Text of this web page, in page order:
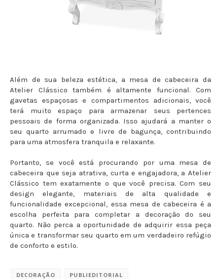
Além de sua beleza estética, a mesa de cabeceira da
Atelier Clássico também é altamente funcional. Com
gavetas espaçosas e compartimentos adicionais, você
terá muito espaço para armazenar seus pertences
pessoais de forma organizada. Isso ajudará a manter o
seu quarto arrumado e livre de bagunça, contribuindo
para uma atmosfera tranquila e relaxante.
Portanto, se você está procurando por uma mesa de
cabeceira que seja atrativa, curta e engajadora, a Atelier
Clássico tem exatamente o que você precisa. Com seu
design elegante, materiais de alta qualidade e
funcionalidade excepcional, essa mesa de cabeceira é a
escolha perfeita para completar a decoração do seu
quarto. Não perca a oportunidade de adquirir essa peça
única e transformar seu quarto em um verdadeiro refúgio
de conforto e estilo.
DECORAÇÃO PUBLIEDITORIAL